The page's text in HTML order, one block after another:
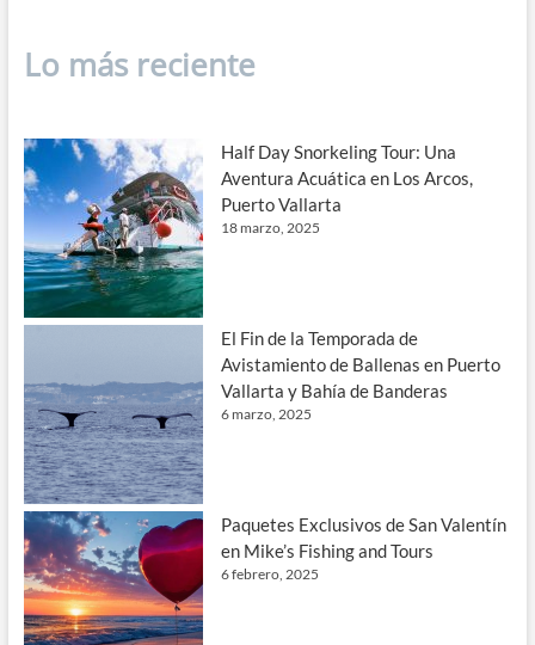
Lo más reciente
Half Day Snorkeling Tour: Una
Aventura Acuática en Los Arcos,
Puerto Vallarta
18 marzo, 2025
El Fin de la Temporada de
Avistamiento de Ballenas en Puerto
Vallarta y Bahía de Banderas
6 marzo, 2025
Paquetes Exclusivos de San Valentín
en Mike’s Fishing and Tours
6 febrero, 2025